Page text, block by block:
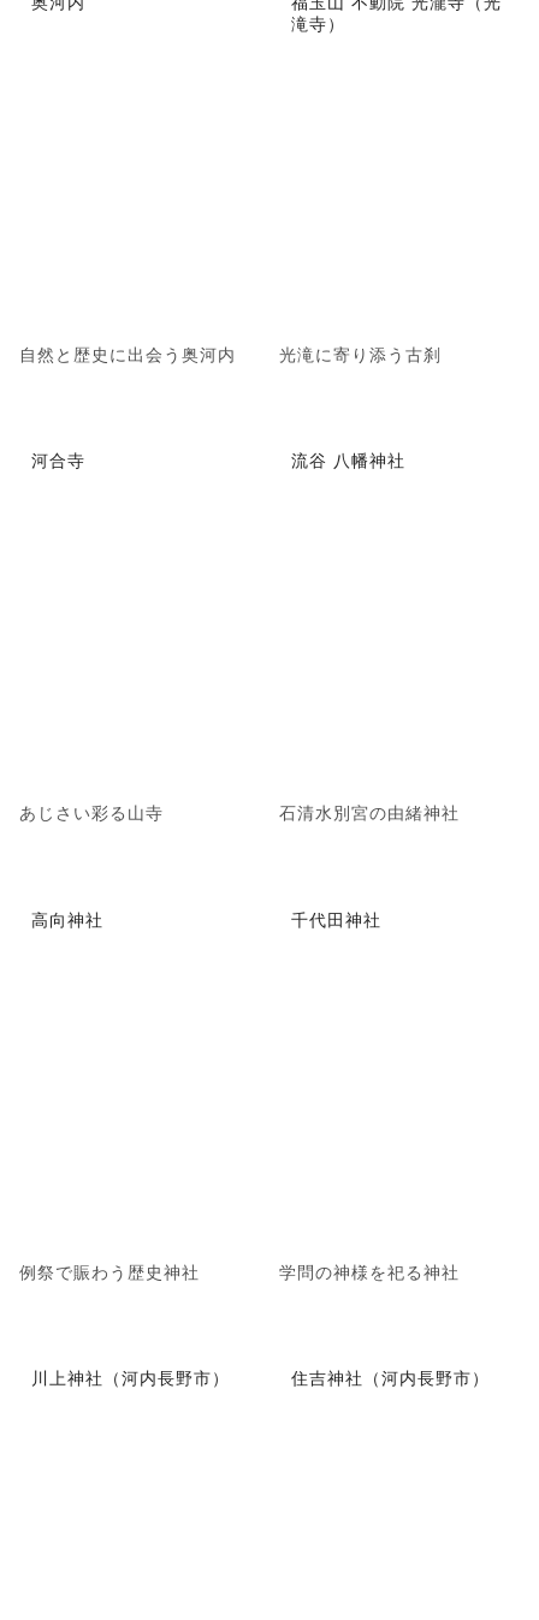
自然と歴史に出会う奥河内
滝寺）
光滝に寄り添う古刹
河合寺
あじさい彩る山寺
流谷 八幡神社
石清水別宮の由緒神社
高向神社
例祭で賑わう歴史神社
千代田神社
学問の神様を祀る神社
川上神社（河内長野市） 住吉神社（河内長野市）